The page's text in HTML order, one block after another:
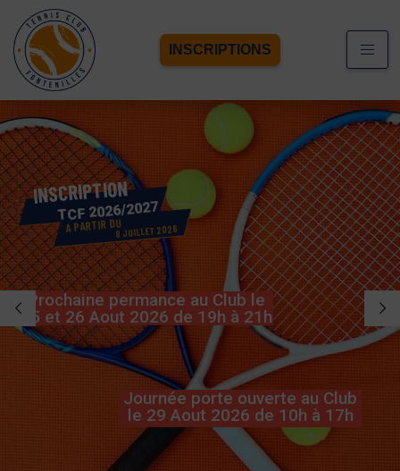
INSCRIPTIONS
INSCRIPTION
TCF 2026/2027
A PARTIR DU8 JUILLET 2026
Prochaine permance au Club le
25 et 26 Aout 2026 de 19h à 21h
Journée porte ouverte au Club
le 29 Aout 2026 de 10h à 17h